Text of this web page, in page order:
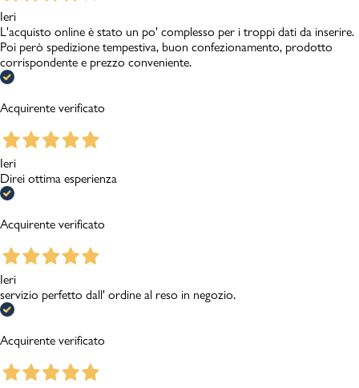
Ieri
L'acquisto online è stato un po' complesso per i troppi dati da inserire.
Poi però spedizione tempestiva, buon confezionamento, prodotto
corrispondente e prezzo conveniente.
Acquirente verificato
Ieri
Direi ottima esperienza
Acquirente verificato
Ieri
servizio perfetto dall' ordine al reso in negozio.
Acquirente verificato